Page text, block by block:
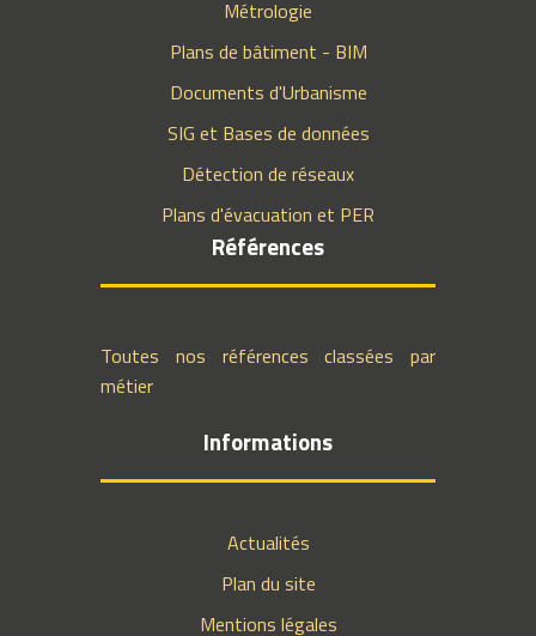
Métrologie
Plans de bâtiment - BIM
Documents d'Urbanisme
SIG et Bases de données
Détection de réseaux
Plans d'évacuation et PER
Références
Toutes nos références classées par
métier
Informations
Actualités
Plan du site
Mentions légales